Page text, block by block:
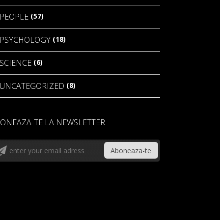
PEOPLE (57)
PSYCHOLOGY (18)
SCIENCE (6)
UNCATEGORIZED (8)
TE LA NEWSLETTER